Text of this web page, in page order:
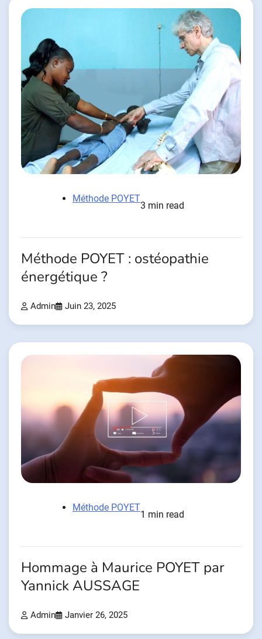
Méthode POYET
3 min read
Méthode POYET : ostéopathie
énergétique ?
Admin Juin 23, 2025
Méthode POYET
1 min read
Hommage à Maurice POYET par
Yannick AUSSAGE
Admin Janvier 26, 2025